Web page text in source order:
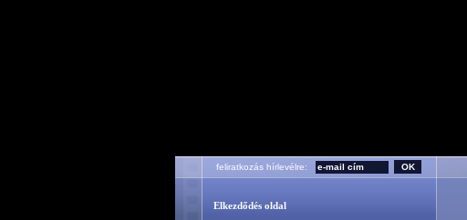
feliratkozás hírlevélre:
Elkezdődés oldal